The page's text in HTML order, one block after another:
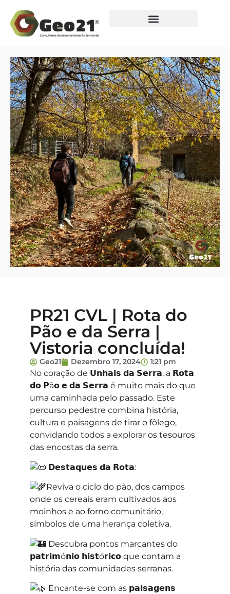
PR21 CVL | Rota do
Pão e da Serra |
Vistoria concluída!
Geo21 Dezembro 17, 2024 1:21 pm
No coração de 𝗨𝗻𝗵𝗮𝗶𝘀 𝗱𝗮 𝗦𝗲𝗿𝗿𝗮, a 𝗥𝗼𝘁𝗮
𝗱𝗼 𝗣ã𝗼 𝗲 𝗱𝗮 𝗦𝗲𝗿𝗿𝗮 é muito mais do que
uma caminhada pelo passado. Este
percurso pedestre combina história,
cultura e paisagens de tirar o fôlego,
convidando todos a explorar os tesouros
das encostas da serra.
𝗗𝗲𝘀𝘁𝗮𝗾𝘂𝗲𝘀 𝗱𝗮 𝗥𝗼𝘁𝗮:
Reviva o ciclo do pão, dos campos
onde os cereais eram cultivados aos
moinhos e ao forno comunitário,
símbolos de uma herança coletiva.
Descubra pontos marcantes do
𝗽𝗮𝘁𝗿𝗶𝗺ó𝗻𝗶𝗼 𝗵𝗶𝘀𝘁ó𝗿𝗶𝗰𝗼 que contam a
história das comunidades serranas.
Encante-se com as 𝗽𝗮𝗶𝘀𝗮𝗴𝗲𝗻𝘀